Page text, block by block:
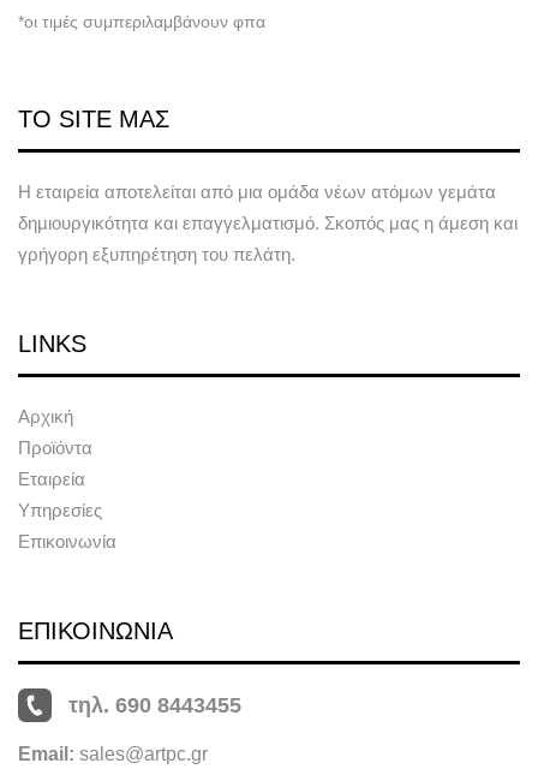
*οι τιμές συμπεριλαμβάνουν φπα
ΤΟ SITE ΜΑΣ
Η εταιρεία αποτελείται από μια ομάδα νέων ατόμων γεμάτα
δημιουργικότητα και επαγγελματισμό. Σκοπός μας η άμεση και
γρήγορη εξυπηρέτηση του πελάτη.
LINKS
Αρχική
Προϊόντα
Εταιρεία
Υπηρεσίες
Επικοινωνία
ΕΠΙΚΟΙΝΩΝΙΑ
τηλ. 690 8443455
Email: sales@artpc.gr